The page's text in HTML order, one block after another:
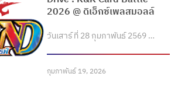
2026 @ ดิเอ็กซ์เพลสมอลล์
วันเสาร์ ที่ 28 กุมภาพันธ์ 2569 …
กุมภาพันธ์ 19, 2026